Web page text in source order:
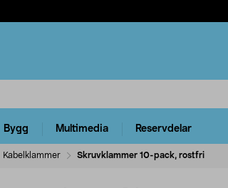
Bygg Multimedia Reservdelar
Kabelklammer Skruvklammer 10-pack, rostfri